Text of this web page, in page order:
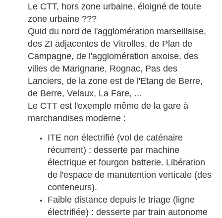
Le CTT, hors zone urbaine, éloigné de toute
zone urbaine ???
Quid du nord de l'agglomération marseillaise,
des ZI adjacentes de Vitrolles, de Plan de
Campagne, de l'agglomération aixoise, des
villes de Marignane, Rognac, Pas des
Lanciers, de la zone est de l'Etang de Berre,
de Berre, Velaux, La Fare, ...
Le CTT est l'exemple même de la gare à
marchandises moderne :
ITE non électrifié (vol de caténaire
récurrent) : desserte par machine
électrique et fourgon batterie. Libération
de l'espace de manutention verticale (des
conteneurs).
Faible distance depuis le triage (ligne
électrifiée) : desserte par train autonome